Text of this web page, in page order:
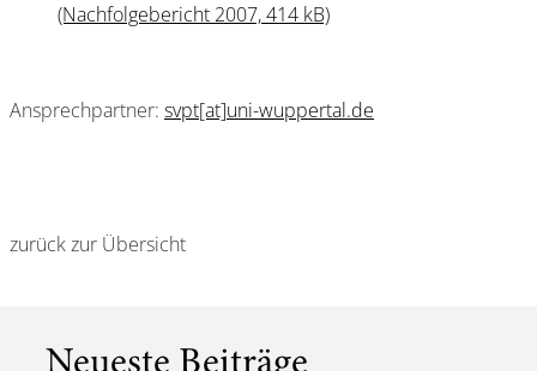
(Nachfolgebericht 2007, 414 kB)
Ansprechpartner: svpt[at]uni-wuppertal.de
zurück zur Übersicht